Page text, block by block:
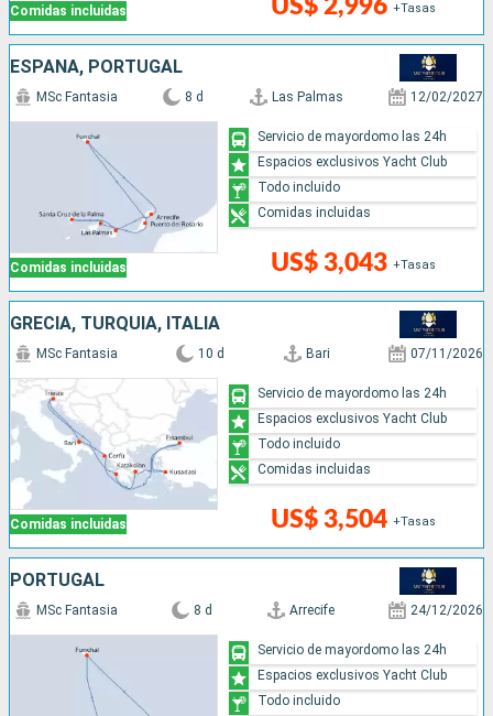
Comidas incluidas US$ 2,996 +Tasas
ESPAÑA, PORTUGAL
Comidas incluidas
MSc Fantasia 8 d Las Palmas 12/02/2027
US$ 3,043 +Tasas
Servicio de mayordomo las 24h
Espacios exclusivos Yacht Club
Todo incluido
Comidas incluidas
GRECIA, TURQUÍA, ITALIA
Comidas incluidas
MSc Fantasia 10 d Bari 07/11/2026
US$ 3,504 +Tasas
Servicio de mayordomo las 24h
Espacios exclusivos Yacht Club
Todo incluido
Comidas incluidas
PORTUGAL
MSc Fantasia 8 d Arrecife 24/12/2026
Servicio de mayordomo las 24h
Espacios exclusivos Yacht Club
Todo incluido